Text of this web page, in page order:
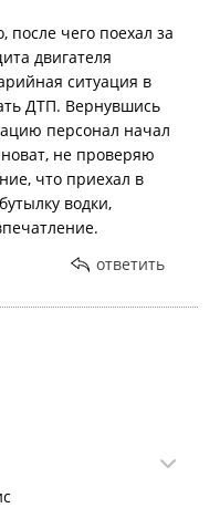
после чего поехал за
двигателя
ситуация в
ДТП. Вернувшись
персонал начал
не проверяю
что приехал в
водки,
ответить